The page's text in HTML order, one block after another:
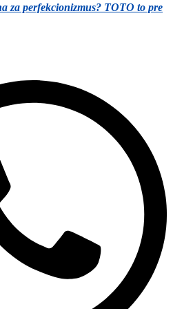
za perfekcionizmus? TOTO to pre